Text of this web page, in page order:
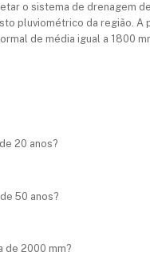
o sistema de drenagem
pluviométrico da região.
de média igual a 1800
20 anos?
50 anos?
de 2000 mm?